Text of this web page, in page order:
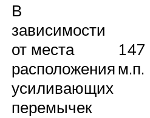
В
зависимости
от места
расположения
усиливающих
перемычек
147
м.п.